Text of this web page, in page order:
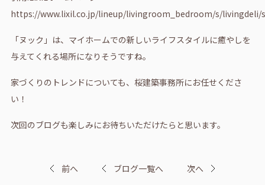
https://www.lixil.co.jp/lineup/livingroom_bedroom/s/livingdeli/
「ヌック」は、マイホームでの新しいライフスタイルに癒やしを
与えてくれる場所になりそうですね。
家づくりのトレンドについても、桜建築事務所にお任せくださ
い！
次回のブログも楽しみにお待ちいただけたらと思います。
前へ ブログ一覧へ 次へ